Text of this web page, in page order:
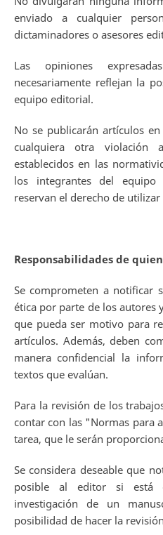
enviado a cualquier
dictaminadores o asesores
Las opiniones
necesariamente reflejan la
equipo editorial.
No se publicarán artículos
cualquiera otra
establecidos en las
los integrantes del
reservan el derecho de
Responsabilidades de
Se comprometen a notificar
ética por parte de los autores
que pueda ser motivo para
artículos. Además, deben
manera confidencial la
textos que evalúan.
Para la revisión de los
contar con las "Normas para
tarea, que le serán
Se considera deseable que
posible al editor si está
investigación de un
posibilidad de hacer la